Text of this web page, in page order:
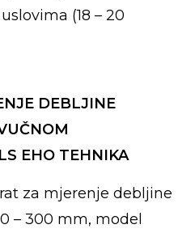
(18 – 20
DEBLJINE
EHO TEHNIKA
za mjerenje debljine
– 300 mm, model